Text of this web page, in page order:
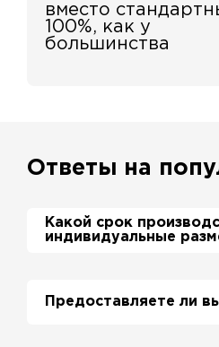
вместо
100%, как у
большинства
Ответы на
Какой срок
индивидуальные
Примерный срок
дня.
более 700 м2 в день.
Предоставляете ли